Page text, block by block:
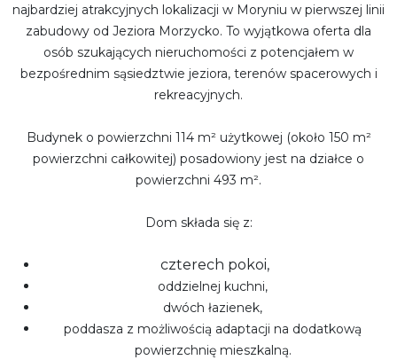
najbardziej atrakcyjnych lokalizacji w Moryniu w pierwszej linii
zabudowy od Jeziora Morzycko. To wyjątkowa oferta dla
osób szukających nieruchomości z potencjałem w
bezpośrednim sąsiedztwie jeziora, terenów spacerowych i
rekreacyjnych.
Budynek o powierzchni 114 m² użytkowej (około 150 m²
powierzchni całkowitej) posadowiony jest na działce o
powierzchni 493 m².
Dom składa się z:
czterech pokoi,
oddzielnej kuchni,
dwóch łazienek,
poddasza z możliwością adaptacji na dodatkową
powierzchnię mieszkalną.